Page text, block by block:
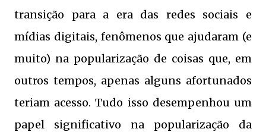
transição para a era das redes sociais e
mídias digitais, fenômenos que ajudaram (e
muito) na popularização de coisas que, em
outros tempos, apenas alguns afortunados
teriam acesso. Tudo isso desempenhou um
papel significativo na popularização da